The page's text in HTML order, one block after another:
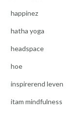
happinez
hatha yoga
headspace
hoe
inspirerend leven
itam mindfulness